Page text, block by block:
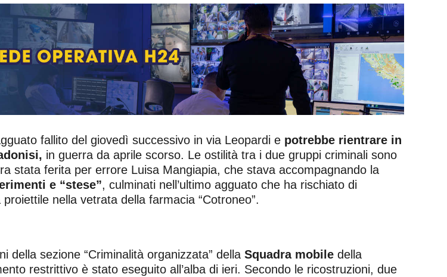
fallito del giovedì successivo in via Leopardi e potrebbe rientrare in
in guerra da aprile scorso. Le ostilità tra i due gruppi criminali sono
stata ferita per errore Luisa Mangiapia, che stava accompagnando la
e “stese”, culminati nell’ultimo agguato che ha rischiato di
nella vetrata della farmacia “Cotroneo”.
della sezione “Criminalità organizzata” della Squadra mobile della
restrittivo è stato eseguito all’alba di ieri. Secondo le ricostruzioni, due